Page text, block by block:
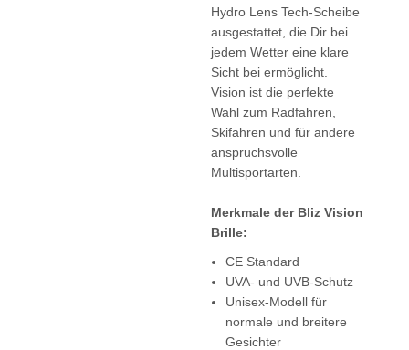
Hydro Lens Tech-Scheibe
ausgestattet, die Dir bei
jedem Wetter eine klare
Sicht bei ermöglicht.
Vision ist die perfekte
Wahl zum Radfahren,
Skifahren und für andere
anspruchsvolle
Multisportarten.
Merkmale der Bliz Vision
Brille:
CE Standard
UVA- und UVB-Schutz
Unisex-Modell für
normale und breitere
Gesichter